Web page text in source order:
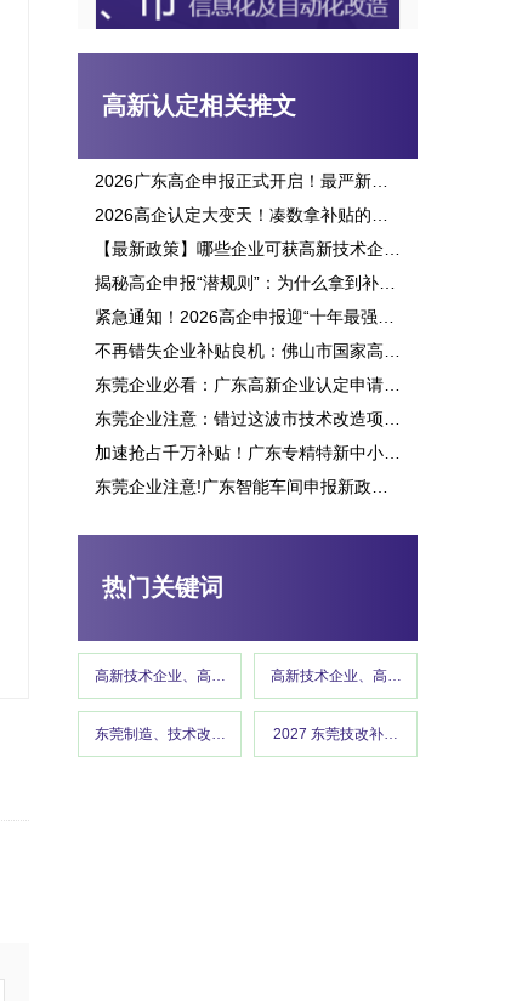
广东省技术改造项目
高新认定相关推文
热门关键词
高新技术企业、高企认定、高企申报高新技术企业、高企认定、高企申
东莞制造、技术改造、东莞工信、政策红利 、企业补贴、东莞
2027 东莞技改补贴、东莞制造业